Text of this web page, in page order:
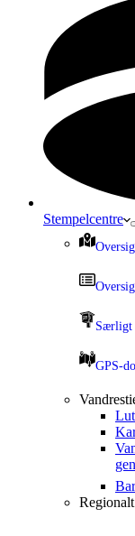
Stempelcentre
Særligt
GPS-